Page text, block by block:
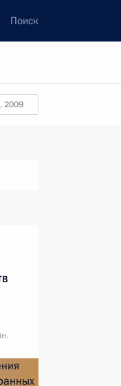
Поиск
2009